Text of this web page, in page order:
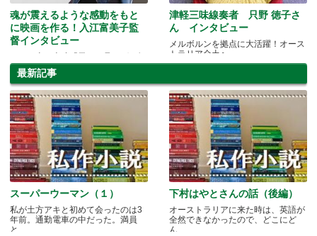
魂が震えるような感動をもと
に映画を作る！入江富美子監
督インタビュー
料チケットプレゼント！
津軽三味線奏者 只野 徳子さ
ん インタビュー
メルボルンを拠点に大活躍！オース
トラリア全土へ
最新記事
スーパーウーマン（１）
私が土方アキと初めて会ったのは3
年前。通勤電車の中だった。満員
と.....
下村はやとさんの話（後編）
オーストラリアに来た時は、英語が
全然できなかったので、どこにど
ん.....